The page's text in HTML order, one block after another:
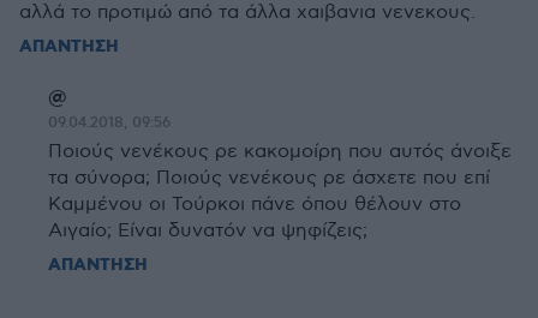
αλλά το προτιμώ από τα άλλα χαιβανια νενεκους.
ΑΠΑΝΤΗΣΗ
@
09.04.2018, 09:56
Ποιούς νενέκους ρε κακομοίρη που αυτός άνοιξε
τα σύνορα; Ποιούς νενέκους ρε άσχετε που επί
Καμμένου οι Τούρκοι πάνε όπου θέλουν στο
Αιγαίο; Είναι δυνατόν να ψηφίζεις;
ΑΠΑΝΤΗΣΗ